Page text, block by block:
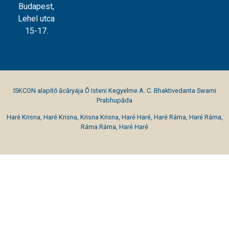
Budapest,
Lehel utca
15-17.
ISKCON alapítő ācāryája Ő Isteni Kegyelme A. C. Bhaktivedanta Swami
Prabhupāda
Haré Krisna, Haré Krisna, Krisna Krisna, Haré Haré, Haré Ráma, Haré Ráma,
Ráma Ráma, Haré Haré